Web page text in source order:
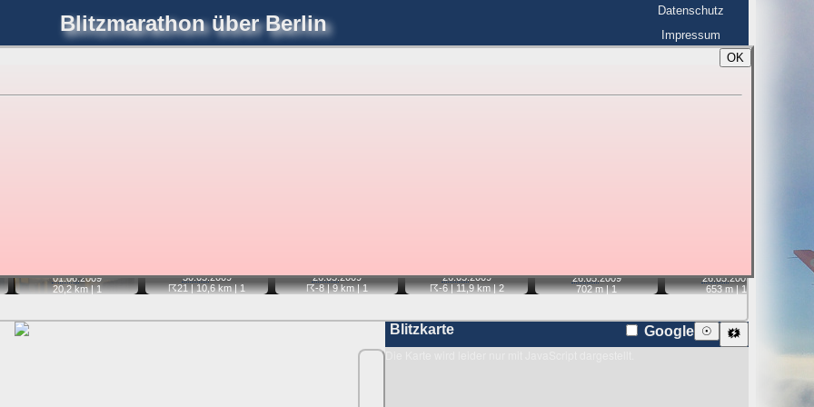
OK
Blitzmarathonüber Berlin
joerglorenz.de
Datenschutz
Impressum
Blitzmarathon Am Himmel Luftfahrt Blitzmarathon ☰
01.06.2009
20,2 km |1
30.05.2009
☈21| 10,6 km |1
26.05.2009
☈-8| 9 km |1
26.05.2009
☈-6| 11,9 km |2
26.05.2009
702 m |1
26.05.2009
653 m |1
Blitzkarte 🗱
☉
Google